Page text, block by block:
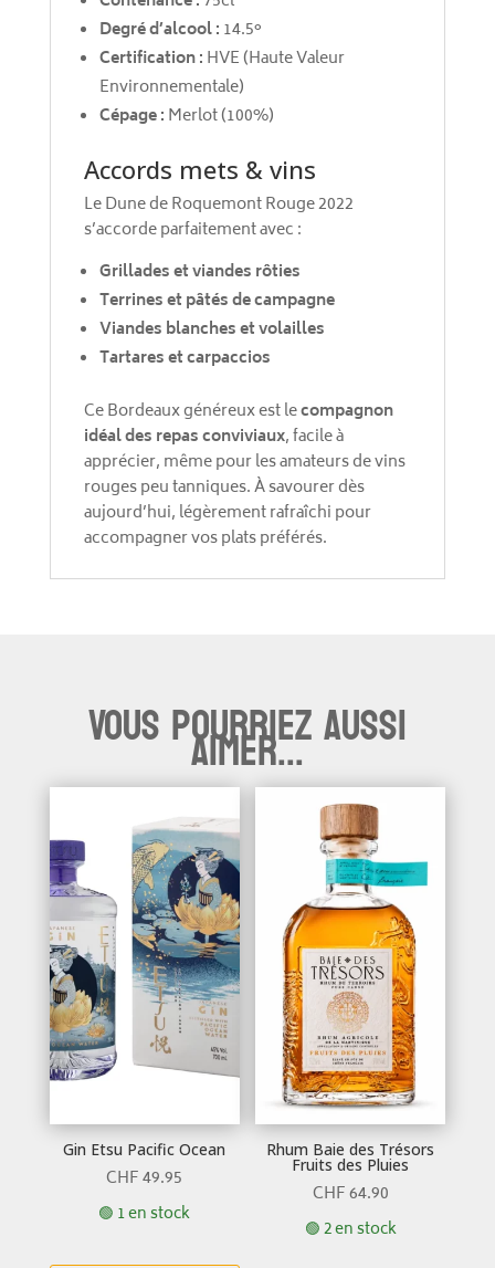
Degré d’alcool : 14.5°
Certification : HVE (Haute Valeur
Environnementale)
Cépage : Merlot (100%)
Accords mets & vins
Le Dune de Roquemont Rouge 2022
s’accorde parfaitement avec :
Grillades et viandes rôties
Terrines et pâtés de campagne
Viandes blanches et volailles
Tartares et carpaccios
Ce Bordeaux généreux est lecompagnon
idéal des repas conviviaux, facile à
apprécier, même pour les amateurs de vins
rouges peu tanniques. À savourer dès
aujourd’hui, légèrement rafraîchi pour
accompagner vos plats préférés.
Vous pourriez aussi
aimer...
Gin Etsu Pacific Ocean
CHF49.95
🟢 1 en stock
Rhum Baie des Trésors
Fruits des Pluies
CHF64.90
🟢 2 en stock